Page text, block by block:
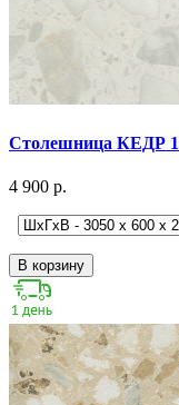
Столешница КЕДР
4 900 р.
В корзину